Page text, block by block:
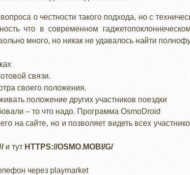
о честности такого подхода, но с
что в современном
много, но никак не удавалось найти
связи.
своего положения.
положение других участников поездки
– то что надо. Программа OsmoDroid
на сайте, но и позволяет видеть всех
и тут HTTPS://OSMO.MOBI/G/
через playmarket